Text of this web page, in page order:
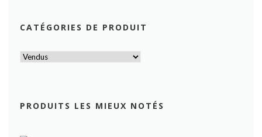
CATÉGORIES DE PRODUIT
PRODUITS LES MIEUX NOTÉS